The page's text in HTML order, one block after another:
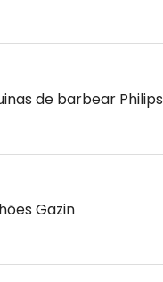
de barbear Philips
Gazin